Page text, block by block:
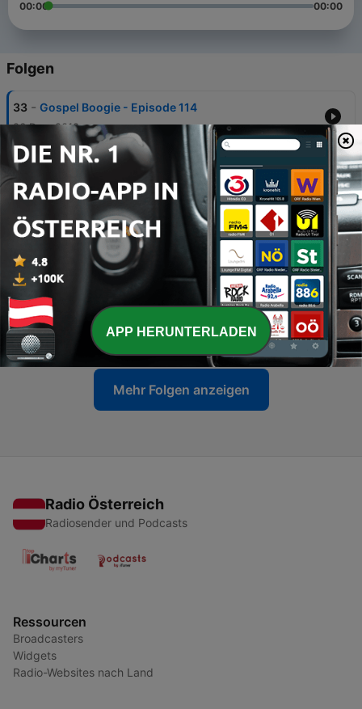
00:00 00:00
Folgen
33 - Gospel Boogie - Episode 114
26 Dez. 2018
32 - Gospel Boogie - Episode 113
Gospel Boogie - Episode 112
18 Okt. 2018
27 - Gospel Boogie - Episode 111
23 Sep. 2018
26 - Gospel Boogie - Episode 110
12 Sep. 2018
Mehr Folgen anzeigen
Radio Österreich
Radiosender und Podcasts
Ressourcen
Broadcasters
Widgets
Radio-Websites nach Land
APP HERUNTERLADEN